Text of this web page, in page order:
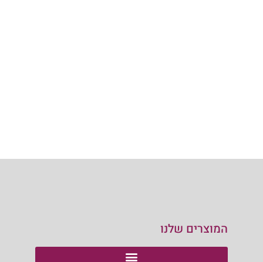
המוצרים שלנו